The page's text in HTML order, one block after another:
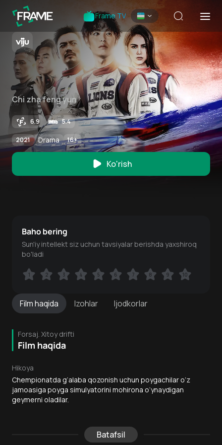
Frame TV
Chi zha feng yun
6.9 5.4
2021 Drama 16+
Ko'rish
Filmhaqida Izohlar Ijodkorlar
Forsaj. Xitoy drifti
Film haqida
Hikoya
Chempionatda g‘alaba qozonish uchun poygachilar o‘z
jamoasiga poyga simulyatorini mohirona o‘ynaydigan
geymerni oladilar.
Batafsil
Baho bering
Sun'iy intellekt siz uchun tavsiyalar berishda yaxshiroq
bo'ladi
1 2 3 4 5 6 7 8 9 10
1 2 3 4 5 6 7 8 9 10